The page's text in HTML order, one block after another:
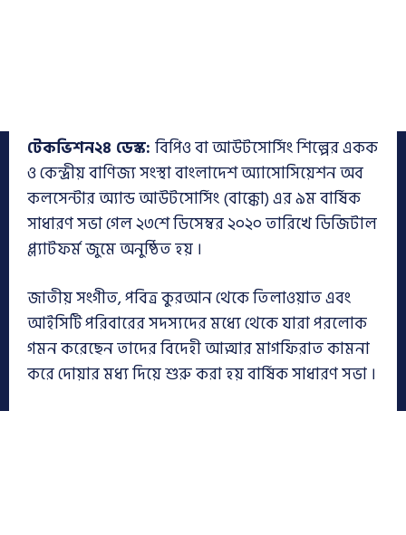
টেকভিশন২৪ ডেস্ক: বিপিও বা আউটসোর্সিং শিল্পের একক
ও কেন্দ্রীয় বাণিজ্য সংস্থা বাংলাদেশ অ্যাসোসিয়েশন অব
কলসেন্টার অ্যান্ড আউটসোর্সিং (বাক্কো) এর ৯ম বার্ষিক
সাধারণ সভা গেল ২৩শে ডিসেম্বর ২০২০ তারিখে ডিজিটাল
প্ল্যাটফর্ম জুমে অনুষ্ঠিত হয় ।
জাতীয় সংগীত, পবিত্র কুরআন থেকে তিলাওয়াত এবং
আইসিটি পরিবারের সদস্যদের মধ্যে থেকে যারা পরলোক
গমন করেছেন তাদের বিদেহী আত্মার মাগফিরাত কামনা
করে দোয়ার মধ্য দিয়ে শুরু করা হয় বার্ষিক সাধারণ সভা ।